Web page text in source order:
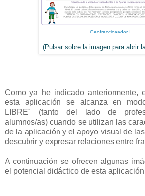
Geofraccionador I
(Pulsar sobre la imagen para abrir
Como ya he indicado anteriormente,
esta aplicación se alcanza en
LIBRE" (tanto del lado de
alumnos/as) cuando se utilizan las
de la aplicación y el apoyo visual de
descubrir y expresar relaciones entre
A continuación se ofrecen algunas
el potencial didáctico de esta aplicación: